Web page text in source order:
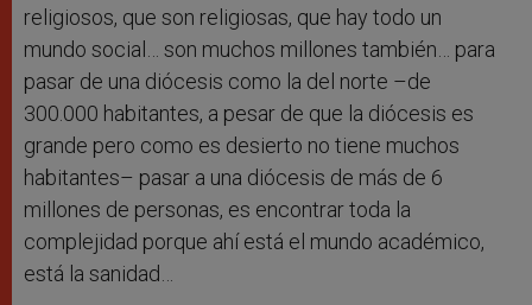
religiosos, que son religiosas, que hay todo un
mundo social… son muchos millones también… para
pasar de una diócesis como la del norte –de
300.000 habitantes, a pesar de que la diócesis es
grande pero como es desierto no tiene muchos
habitantes– pasar a una diócesis de más de 6
millones de personas, es encontrar toda la
complejidad porque ahí está el mundo académico,
está la sanidad…